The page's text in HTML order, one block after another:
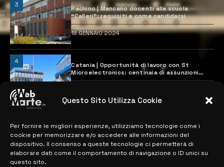
Questo Sito Utilizza Cookie
Per fornire le migliori esperienze, utilizziamo tecnologie come i
cookie per memorizzare e/o accedere alle informazioni del
dispositivo. Il consenso a queste tecnologie ci permetterà di
elaborare dati come il comportamento di navigazione o ID unici su
questo sito.
3
Pachino | Mancano docenti alla scuola
“Calleri”: requisiti e come candidarsi
18 GENNAIO 2024
4
Catania | Opportunità di lavoro con St
Microelectronics: centinaia di assunzioni
previste
MAPPA DEL SITO
> NOTIZIE